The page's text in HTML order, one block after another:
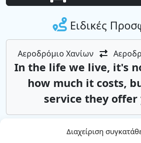
Διαχείριση
Ειδικές
Αεροδρόμιο Χανίων
In the life we ​​live, it's
how much it costs,
service they offer
Αεροδρόμιο Χανίων